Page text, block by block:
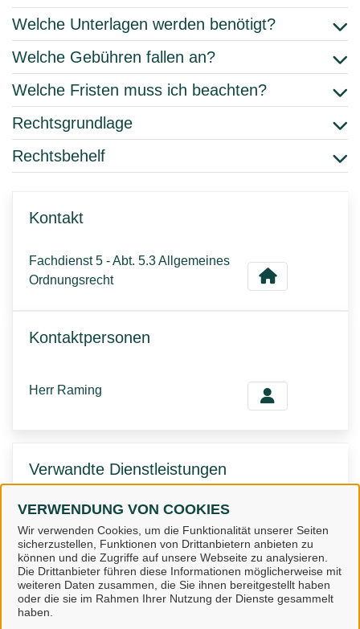
VERWENDUNG VON COOKIES
Wir verwenden Cookies, um die Funktionalität unserer Seiten
sicherzustellen, Funktionen von Drittanbietern anbieten zu
können und die Zugriffe auf unsere Webseite zu analysieren.
Die Drittanbieter führen diese Informationen möglicherweise mit
weiteren Daten zusammen, die Sie ihnen bereitgestellt haben
oder die sie im Rahmen Ihrer Nutzung der Dienste gesammelt
haben.
Welche Unterlagen werden benötigt?
Welche Gebühren fallen an?
Welche Fristen muss ich beachten?
Rechtsgrundlage
Rechtsbehelf
Kontakt
Fachdienst 5 - Abt. 5.3 Allgemeines
Ordnungsrecht
Kontaktpersonen
Herr Raming
Verwandte Dienstleistungen
Privatklinik Erlaubnis
Landkreis Osnabrück